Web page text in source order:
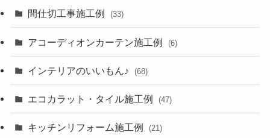
間仕切工事施工例 (33)
アコーディオンカーテン施工例 (6)
インテリアのいいもん♪ (68)
エコカラット・タイル施工例 (47)
キッチンリフォーム施工例 (21)